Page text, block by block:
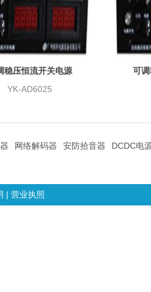
稳压恒流开关电源
YK-AD6025
可
网络解码器 安防拾音器 DCDC电
| 营业执照